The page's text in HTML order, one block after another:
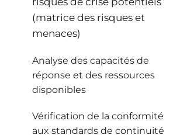
(matrice des risques et
menaces)
Analyse des capacités de
réponse et des ressources
disponibles
Vérification de la conformité
aux standards de continuité